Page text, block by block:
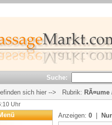
Suche:
sich hier --> Rubrik:
Uhr
Anzeigen: 0